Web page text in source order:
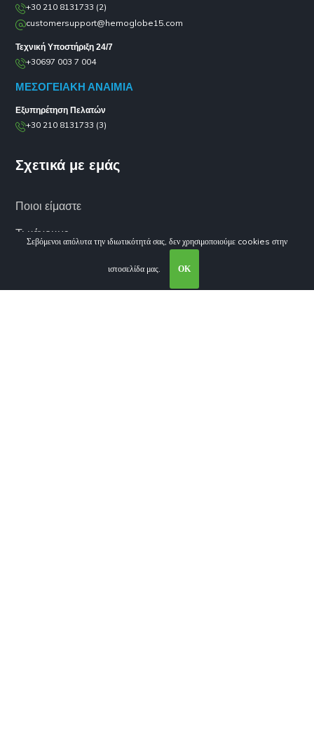
+30 210 8131733 (2)
customersupport@hemoglobe15.com
Τεχνική Υποστήριξη 24/7
+30697 003 7 004
ΜΕΣΟΓΕΙΑΚΗ ΑΝΑΙΜΙΑ
Εξυπηρέτηση Πελατών
+30 210 8131733 (3)
Σχετικά με εμάς
Ποιοι είμαστε
Τι κάνουμε
Προϊόντα
Σεβόμενοι απόλυτα την ιδιωτικότητά σας, δεν χρησιμοποιούμε cookies στην
ιστοσελίδα μας. ΟΚ